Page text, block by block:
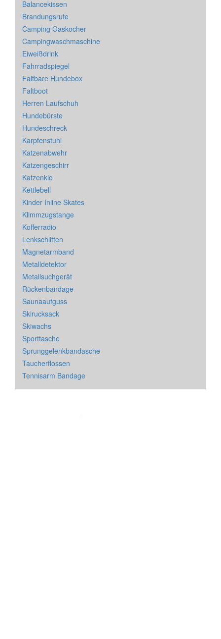
Balancekissen
Brandungsrute
Camping Gaskocher
Campingwaschmaschine
Eiweißdrink
Fahrradspiegel
Faltbare Hundebox
Faltboot
Herren Laufschuh
Hundebürste
Hundeschreck
Karpfenstuhl
Katzenabwehr
Katzengeschirr
Katzenklo
Kettlebell
Kinder Inline Skates
Klimmzugstange
Kofferradio
Lenkschlitten
Magnetarmband
Metalldetektor
Metallsuchgerät
Rückenbandage
Saunaaufguss
Skirucksack
Skiwachs
Sporttasche
Sprunggelenkbandasche
Taucherflossen
Tennisarm Bandage